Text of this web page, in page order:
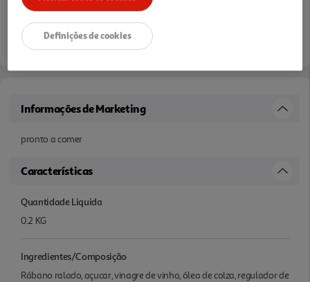
Informações de Marketing
pronto a comer
Características
Quantidade Liquida
0.2 KG
Ingredientes/Composição
Rábano ralado, açucar, vinagre de vinho, óleo de colza, regulador de
Definições de cookies